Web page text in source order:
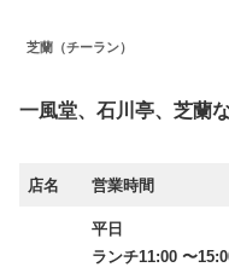
芝蘭（チーラン）
一風堂、石川亭、芝蘭
店名 営業時間
平日
ランチ11:00 〜